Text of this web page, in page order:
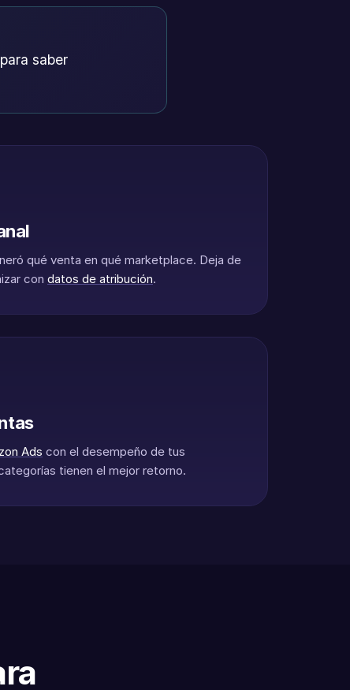
saber
qué venta en qué marketplace. Deja de
con datos de atribución.
Ads con el desempeño de tus
tienen el mejor retorno.